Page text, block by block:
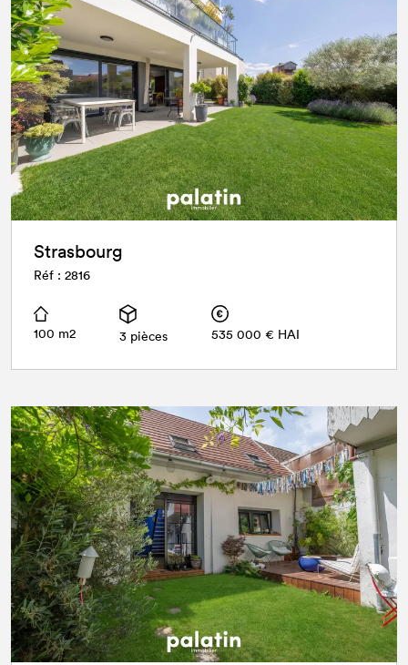
Strasbourg
Réf : 2816
100 m2 3 pièces 535 000 € HAI